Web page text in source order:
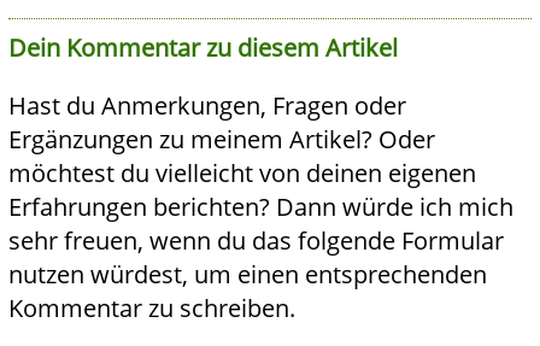
Dein Kommentar zu diesem Artikel
Hast du Anmerkungen, Fragen oder
Ergänzungen zu meinem Artikel? Oder
möchtest du vielleicht von deinen eigenen
Erfahrungen berichten? Dann würde ich mich
sehr freuen, wenn du das folgende Formular
nutzen würdest, um einen entsprechenden
Kommentar zu schreiben.